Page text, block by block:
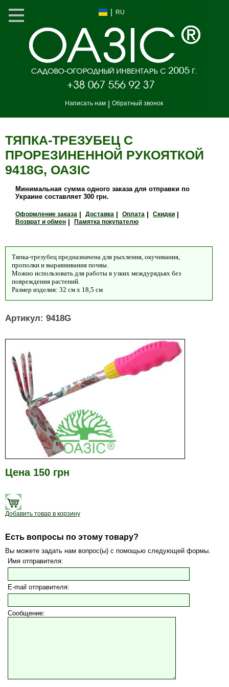
RU
Написать нам Обратный звонок
ТЯПКА-ТРЕЗУБЕЦ С
ПРОРЕЗИНЕННОЙ РУКОЯТКОЙ
9418G, ОАЗIС
Минимальная сумма одного заказа для отправки по
Украине составляет 300 грн.
Оформление заказа Доставка Оплата Скидки
Возврат и обмен Памятка покупателю
Тяпка-трезубец предназначена для рыхления, окучивания,
прополки и выравнивания почвы.
Можно использовать для работы в узких междурядьях без
повреждения растений.
Размер изделия: 32 см х 18,5 см
Артикул: 9418G
Цена 150 грн
Добавить товар в корзину
Есть вопросы по этому товару?
Вы можете задать нам вопрос(ы) с помощью следующей формы.
Имя отправителя:
E-mail отправителя:
Сообщение: